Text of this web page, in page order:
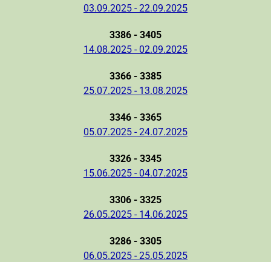
03.09.2025 - 22.09.2025
3386 - 3405
14.08.2025 - 02.09.2025
3366 - 3385
25.07.2025 - 13.08.2025
3346 - 3365
05.07.2025 - 24.07.2025
3326 - 3345
15.06.2025 - 04.07.2025
3306 - 3325
26.05.2025 - 14.06.2025
3286 - 3305
06.05.2025 - 25.05.2025